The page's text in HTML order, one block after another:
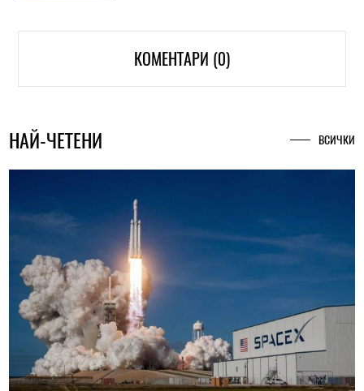
КОМЕНТАРИ (0)
НАЙ-ЧЕТЕНИ ВСИЧКИ